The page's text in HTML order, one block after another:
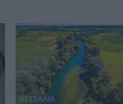
ΘΕΣΣΑΛΙΑ